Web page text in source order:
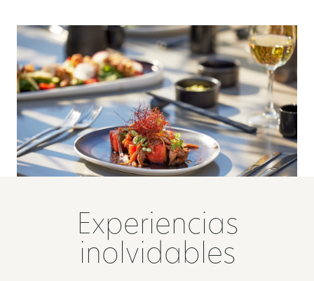
Experiencias
inolvidables